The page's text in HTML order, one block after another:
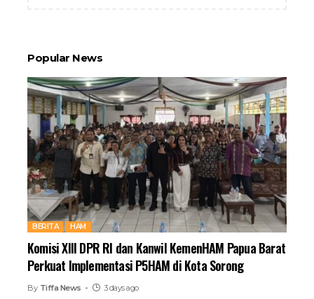
Popular News
BERITA HAM
Komisi XIII DPR RI dan Kanwil KemenHAM Papua Barat
Perkuat Implementasi P5HAM di Kota Sorong
By Tiffa News 3 days ago